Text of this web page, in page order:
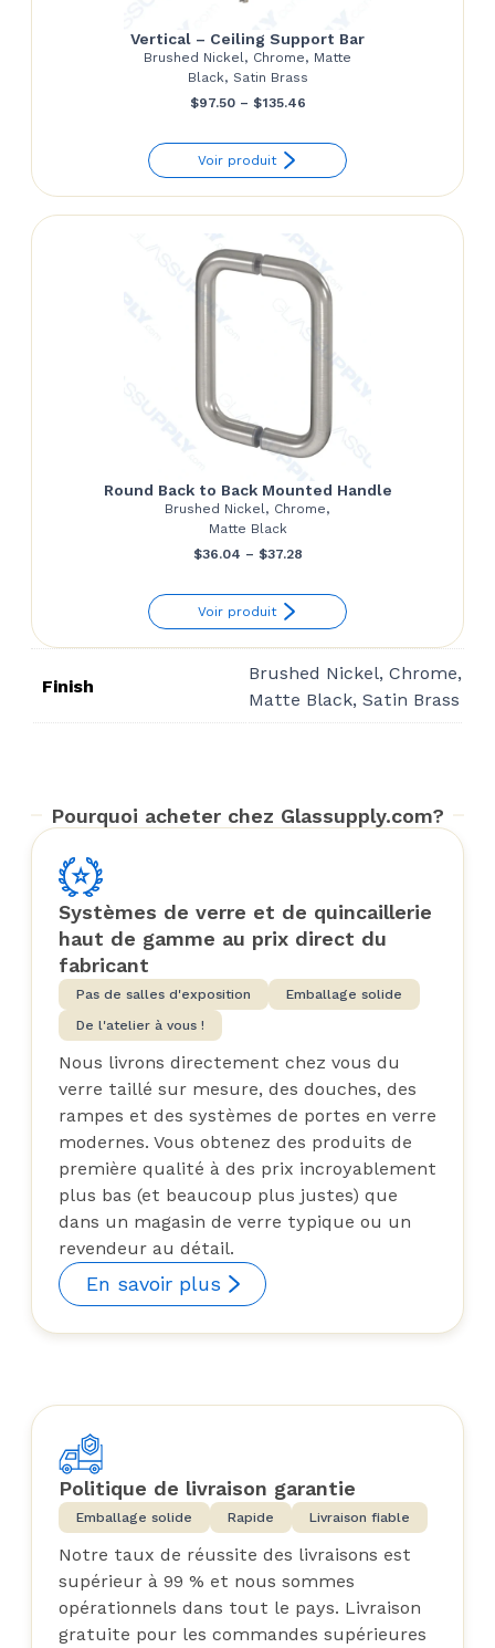
Vertical – Ceiling Support Bar
Brushed Nickel, Chrome, Matte
Black, Satin Brass
$97.50 – $135.46Price
$97.50
through
Voir produit
Round Back to Back Mounted Handle
Brushed Nickel, Chrome,
Matte Black
$36.04 – $37.28Price
$36.04
through
$37.28
Voir produit
Finish
Brushed Nickel, Chrome,
Matte Black, Satin Brass
Pourquoi acheter chez Glassupply.com?
Systèmes de verre et de quincaillerie
haut de gamme au prix direct du
fabricant
Pas de salles d'exposition
Emballage solide
De l'atelier à vous !
Nous livrons directement chez vous du
verre taillé sur mesure, des douches, des
rampes et des systèmes de portes en verre
modernes. Vous obtenez des produits de
première qualité à des prix incroyablement
plus bas (et beaucoup plus justes) que
dans un magasin de verre typique ou un
revendeur au détail.
En savoir plus
Politique de livraison garantie
Emballage solide Rapide Livraison fiable
Notre taux de réussite des livraisons est
supérieur à 99 % et nous sommes
opérationnels dans tout le pays. Livraison
gratuite pour les commandes supérieures